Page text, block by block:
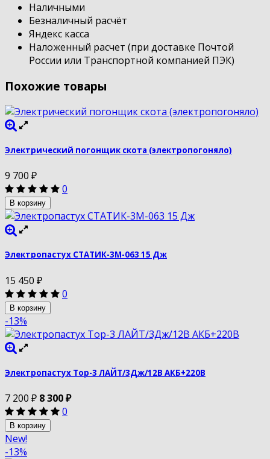
Наличными
Безналичный расчёт
Яндекс касса
Наложенный расчет (при доставке Почтой
России или Транспортной компанией ПЭК)
Похожие товары
Электрический погонщик скота (электропогоняло)
9 700 ₽
0
В корзину
Электропастух СТАТИК-3М-063 15 Дж
15 450 ₽
0
В корзину
-13%
Электропастух Тор-3 ЛАЙТ/3Дж/12В АКБ+220В
7 200 ₽ 8 300₽
0
В корзину
New!
-13%